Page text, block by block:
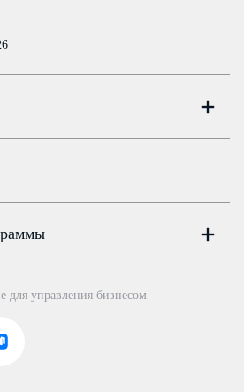
для управления бизнесом